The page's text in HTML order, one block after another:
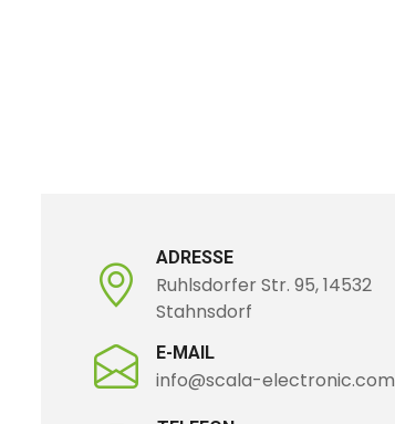
ADRESSE
Ruhlsdorfer Str. 95, 14532
Stahnsdorf
E-MAIL
info@scala-electronic.com